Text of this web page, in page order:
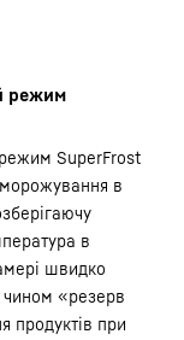
режим
SuperFrost
в
в
швидко
«резерв
продуктів при